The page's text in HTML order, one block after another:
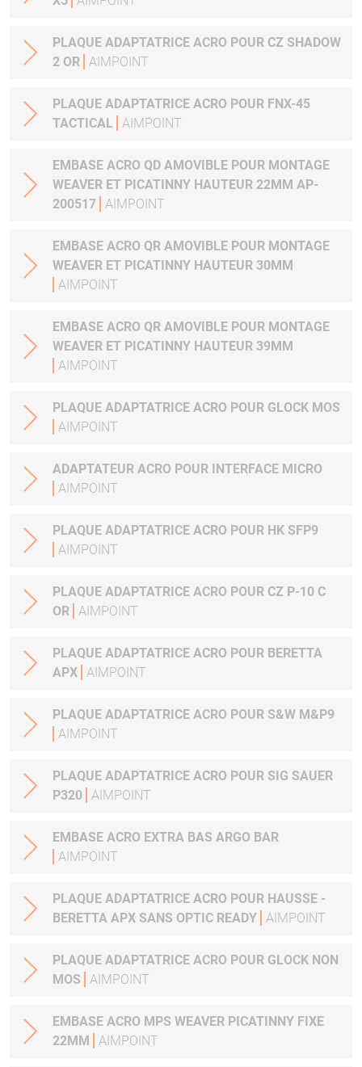
PLAQUE ADAPTATRICE ACRO POUR CZ SHADOW
2 OR AIMPOINT
PLAQUE ADAPTATRICE ACRO POUR FNX-45
TACTICAL
AIMPOINT
EMBASE ACRO QD AMOVIBLE POUR MONTAGE
WEAVER ET PICATINNY HAUTEUR 22MM AP-
200517 AIMPOINT
EMBASE ACRO QR AMOVIBLE POUR MONTAGE
WEAVER ET PICATINNY HAUTEUR 30MM
AIMPOINT
EMBASE ACRO QR AMOVIBLE POUR MONTAGE
WEAVER ET PICATINNY HAUTEUR 39MM
AIMPOINT
PLAQUE ADAPTATRICE ACRO POUR GLOCK MOS
AIMPOINT
ADAPTATEUR ACRO POUR INTERFACE MICRO
AIMPOINT
PLAQUE ADAPTATRICE ACRO POUR HK SFP9
AIMPOINT
PLAQUE ADAPTATRICE ACRO POUR CZ P-10 C
OR AIMPOINT
PLAQUE ADAPTATRICE ACRO POUR BERETTA
APX AIMPOINT
PLAQUE ADAPTATRICE ACRO POUR S&W M&P9
AIMPOINT
PLAQUE ADAPTATRICE ACRO POUR SIG SAUER
P320 AIMPOINT
EMBASE ACRO EXTRA BAS ARGO BAR
AIMPOINT
PLAQUE ADAPTATRICE ACRO POUR HAUSSE -
BERETTA APX SANS OPTIC READY AIMPOINT
PLAQUE ADAPTATRICE ACRO POUR GLOCK NON
MOS
AIMPOINT
EMBASE ACRO MPS WEAVER PICATINNY FIXE
22MM
AIMPOINT